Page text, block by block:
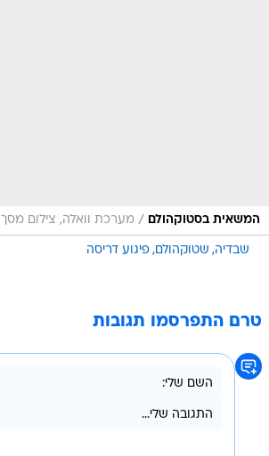
המשאית בסטוקהולם / מערכת וואלה, צילום מסך
שבדיה שטוקהולם פיגוע דריסה
טרם התפרסמו תגובות